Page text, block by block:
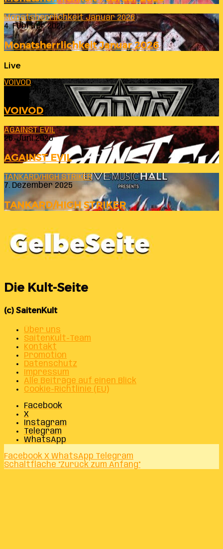
Monatsherrlichkeit Januar 2026
4. Februar 2026
Monatsherrlichkeit Januar 2026
Live
VOIVOD
23. Juli 2026
VOIVOD
AGAINST EVIL
26. Juni 2026
AGAINST EVIL
TANKARD/HIGH STRIKER
7. Dezember 2025
TANKARD/HIGH STRIKER
Die Kult-Seite
(c) SaitenKult
Über uns
SaitenKult-Team
Kontakt
Promotion
Datenschutz
Impressum
Alle Beiträge auf einen Blick
Cookie-Richtlinie (EU)
Facebook
X
Instagram
Telegram
WhatsApp
Facebook X WhatsApp Telegram
Schaltfläche "Zurück zum Anfang"